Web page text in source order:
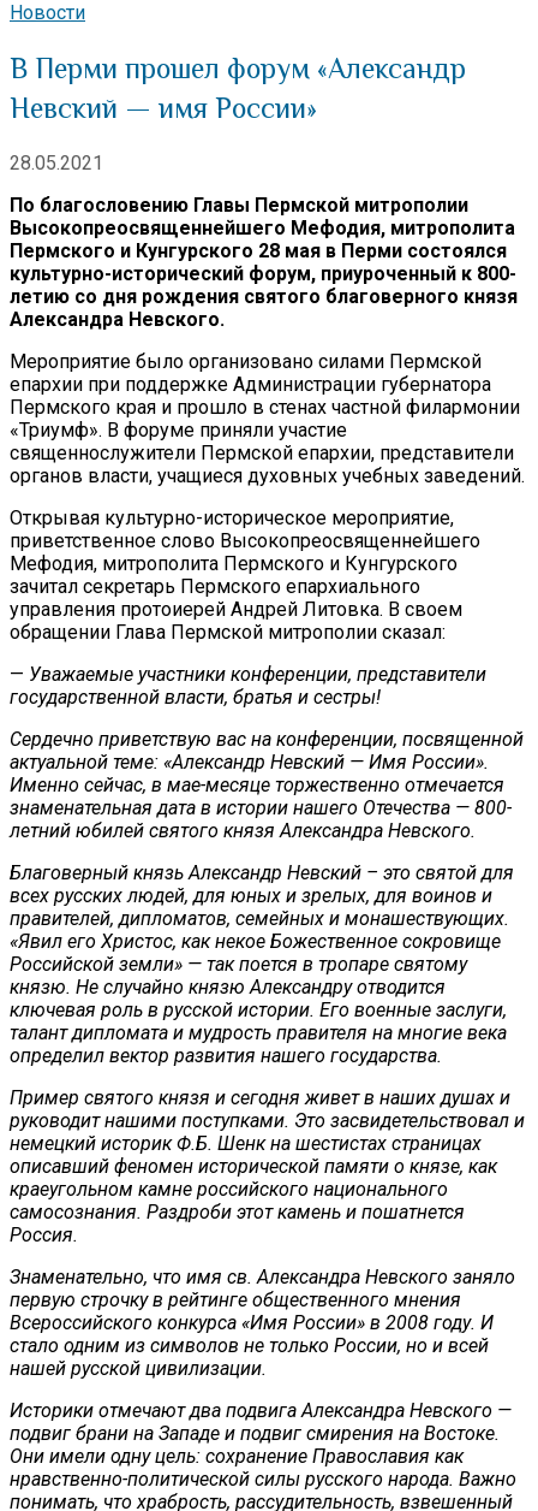
Новости
В Перми прошел форум «Александр
Невский — имя России»
28.05.2021
По благословению Главы Пермской митрополии
Высокопреосвященнейшего Мефодия, митрополита
Пермского и Кунгурского 28 мая в Перми состоялся
культурно-исторический форум, приуроченный к 800-
летию со дня рождения святого благоверного князя
Александра Невского.
Мероприятие было организовано силами Пермской
епархии при поддержке Администрации губернатора
Пермского края и прошло в стенах частной филармонии
«Триумф». В форуме приняли участие
священнослужители Пермской епархии, представители
органов власти, учащиеся духовных учебных заведений.
Открывая культурно-историческое мероприятие,
приветственное слово Высокопреосвященнейшего
Мефодия, митрополита Пермского и Кунгурского
зачитал секретарь Пермского епархиального
управления протоиерей Андрей Литовка. В своем
обращении Глава Пермской митрополии сказал:
— Уважаемые участники конференции, представители
государственной власти, братья и сестры!
Сердечно приветствую вас на конференции, посвященной
актуальной теме: «Александр Невский — Имя России».
Именно сейчас, в мае-месяце торжественно отмечается
знаменательная дата в истории нашего Отечества — 800-
летний юбилей святого князя Александра Невского.
Благоверный князь Александр Невский – это святой для
всех русских людей, для юных и зрелых, для воинов и
правителей, дипломатов, семейных и монашествующих.
«Явил его Христос, как некое Божественное сокровище
Российской земли» — так поется в тропаре святому
князю. Не случайно князю Александру отводится
ключевая роль в русской истории. Его военные заслуги,
талант дипломата и мудрость правителя на многие века
определил вектор развития нашего государства.
Пример святого князя и сегодня живет в наших душах и
руководит нашими поступками. Это засвидетельствовал и
немецкий историк Ф.Б. Шенк на шестистах страницах
описавший феномен исторической памяти о князе, как
краеугольном камне российского национального
самосознания. Раздроби этот камень и пошатнется
Россия.
Знаменательно, что имя св. Александра Невского заняло
первую строчку в рейтинге общественного мнения
Всероссийского конкурса «Имя России» в 2008 году. И
стало одним из символов не только России, но и всей
нашей русской цивилизации.
Историки отмечают два подвига Александра Невского —
подвиг брани на Западе и подвиг смирения на Востоке.
Они имели одну цель: сохранение Православия как
нравственно-политической силы русского народа. Важно
понимать, что храбрость, рассудительность, взвешенный